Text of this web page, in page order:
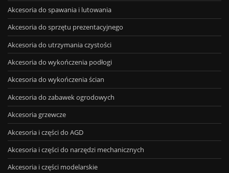
Akcesoria do spawania i lutowania
Akcesoria do sprzętu prezentacyjnego
Akcesoria do utrzymania czystości
Akcesoria do wykończenia podłogi
Akcesoria do wykończenia ścian
Akcesoria do zabawek ogrodowych
Akcesoria grzewcze
Akcesoria i części do AGD
Akcesoria i części do narzędzi mechanicznych
Akcesoria i części modelarskie